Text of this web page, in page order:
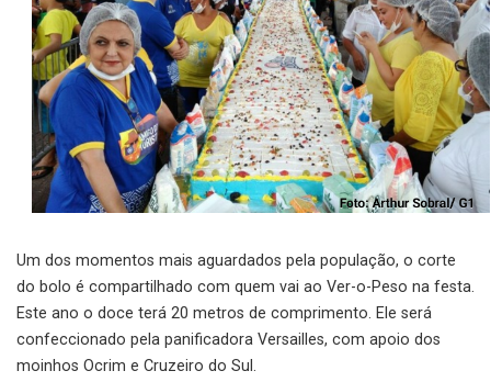
Um dos momentos mais aguardados pela população, o corte
do bolo é compartilhado com quem vai ao Ver-o-Peso na festa.
Este ano o doce terá 20 metros de comprimento. Ele será
confeccionado pela panificadora Versailles, com apoio dos
moinhos Ocrim e Cruzeiro do Sul.